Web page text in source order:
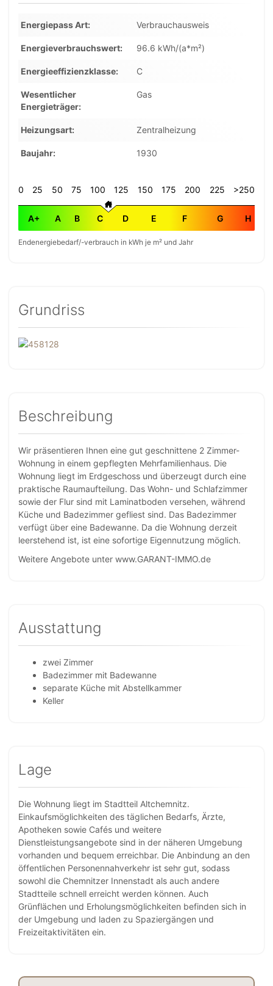
Energiepass Art Verbrauchausweis
Energieverbrauchswert 96.6 kWh/(a*m²)
Energieeffizienzklasse C
Wesentlicher
Energieträger
Gas
Heizungsart Zentralheizung
Baujahr 1930
0 25 50 75 100 125 150 175 200 225 >250
A+ A B C D E F G H
Endenergiebedarf/-verbrauch in kWh je m² und Jahr
Grundriss
Beschreibung
Wir präsentieren Ihnen eine gut geschnittene 2 Zimmer-
Wohnung in einem gepflegten Mehrfamilienhaus. Die
Wohnung liegt im Erdgeschoss und überzeugt durch eine
praktische Raumaufteilung. Das Wohn- und Schlafzimmer
sowie der Flur sind mit Laminatboden versehen, während
Küche und Badezimmer gefliest sind. Das Badezimmer
verfügt über eine Badewanne. Da die Wohnung derzeit
leerstehend ist, ist eine sofortige Eigennutzung möglich.
Weitere Angebote unter www.GARANT-IMMO.de
Ausstattung
zwei Zimmer
Badezimmer mit Badewanne
separate Küche mit Abstellkammer
Keller
Lage
Die Wohnung liegt im Stadtteil Altchemnitz.
Einkaufsmöglichkeiten des täglichen Bedarfs, Ärzte,
Apotheken sowie Cafés und weitere
Dienstleistungsangebote sind in der näheren Umgebung
vorhanden und bequem erreichbar. Die Anbindung an den
öffentlichen Personennahverkehr ist sehr gut, sodass
sowohl die Chemnitzer Innenstadt als auch andere
Stadtteile schnell erreicht werden können. Auch
Grünflächen und Erholungsmöglichkeiten befinden sich in
der Umgebung und laden zu Spaziergängen und
Freizeitaktivitäten ein.